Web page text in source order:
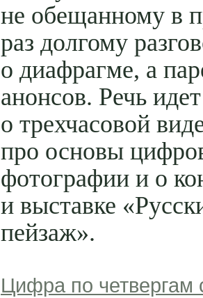
не обещанному в
раз долгому
о диафрагме, а
анонсов. Речь идет
о трехчасовой
про основы
фотографии и о
и выставке
пейзаж».
Цифра по четвергам